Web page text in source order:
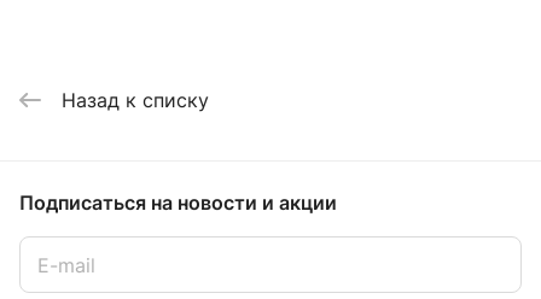
Назад к списку
Подписаться на новости и акции